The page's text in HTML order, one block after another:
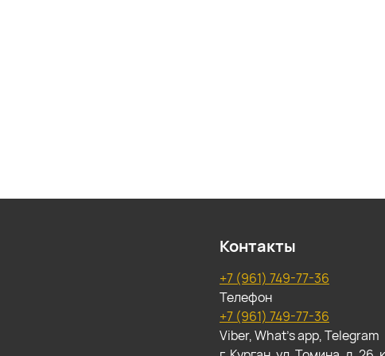
Контакты
+7 (961) 749-77-36
Телефон
+7 (961) 749-77-36
Viber, What's app, Telegram